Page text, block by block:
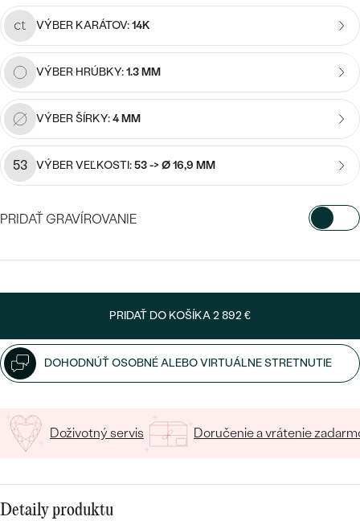
Wave kolekcia
PODĽA TVARU DRAHOKAMU
NA MIERU
DIAMANTY
Bestsellery
náušnice
Personalizované
prívesky
Najpredávanejšie
prstene
PREZRIEŤ
VÝBER KARÁTOV:14K
VÝBER HRÚBKY:1.3 MM
VÝBER ŠÍRKY:4 MM
53 VÝBER VEĽKOSTI:53 -> Ø 16,9 MM
PRIDAŤ GRAVÍROVANIE
PRIDAŤ DO KOŠÍKA2 892 €
DOHODNÚŤ OSOBNÉ ALEBO VIRTUÁLNE STRETNUTIE
Doživotný servis Doručenie a vrátenie
Detaily produktu